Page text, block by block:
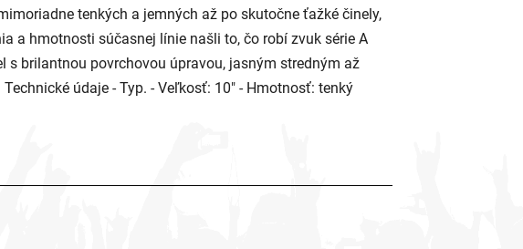
tenkých a jemných až po skutočne ťažké činely,
a hmotnosti súčasnej línie našli to, čo robí zvuk série A
s brilantnou povrchovou úpravou, jasným stredným až
údaje - Typ. - Veľkosť: 10" - Hmotnosť: tenký